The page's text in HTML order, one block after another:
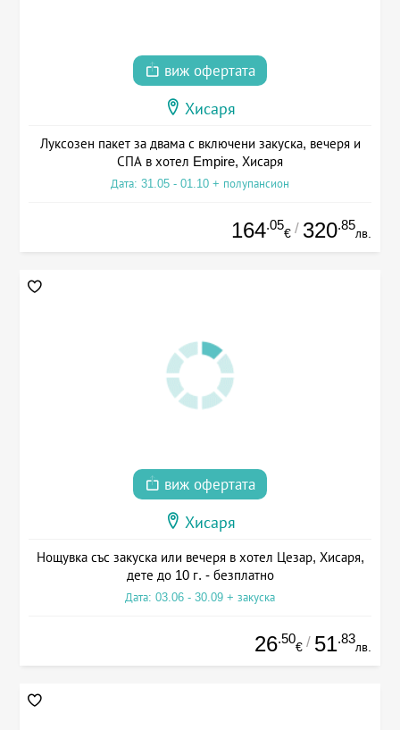
виж офертата
Хисаря
Луксозен пакет за двама с включени закуска, вечеря и
СПА в хотел Empire, Хисаря
Дата: 31.05 - 01.10 + полупансион
164.05
€ / 320.85
лв.
виж офертата
Хисаря
Нощувка със закуска или вечеря в хотел Цезар, Хисаря,
дете до 10 г. - безплатно
Дата: 03.06 - 30.09 + закуска
26.50
€ / 51.83
лв.